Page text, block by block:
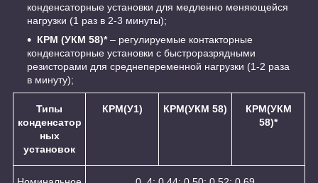
конденсаторные установки для медленно меняющейся
нагрузки (1 раз в 2-3 минуты);
КРМ (УКМ 58)*– регулируемые контакторные
конденсаторные установки с быстроразрядными
резисторами для среднепеременной нагрузки (1-2 раза
в минуту);
Типы
конденсатор
ных
установок
КРМ(У1) КРМ(УКМ 58)
КРМ(УКМ
58)*